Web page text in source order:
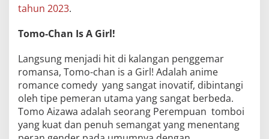
tahun 2023.
Tomo-Chan Is A Girl!
Langsung menjadi hit di kalangan penggemar
romansa, Tomo-chan is a Girl! Adalah anime
romance comedy yang sangat inovatif, dibintangi
oleh tipe pemeran utama yang sangat berbeda.
Tomo Aizawa adalah seorang Perempuan tomboi
yang kuat dan penuh semangat yang menentang